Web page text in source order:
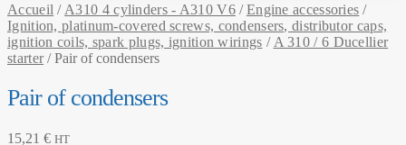
Accueil / A310 4 cylinders - A310 V6/Engine accessories /
Ignition, platinum-covered screws, condensers, distributor caps,
ignition coils, spark plugs, ignition wirings / A 310 / 6 Ducellier
starter/Pair of condensers
Pair of condensers
15,21 € HT